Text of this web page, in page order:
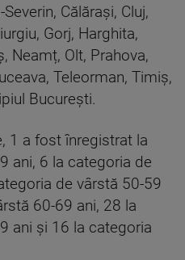
Călărași, Cluj,
Gorj, Harghita,
Neamț, Olt, Prahova,
Teleorman, Timiș,
București.
1 a fost înregistrat la
ani, 6 la categoria de
de vârstă 50-59
60-69 ani, 28 la
ani și 16 la categoria